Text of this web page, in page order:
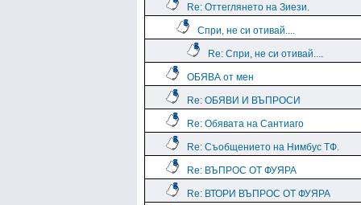
Re: Оттеглянето на Зиези.
Спри, не си отивай....
Re: Спри, не си отивай....
ОБЯВА от мен
Re: ОБЯВИ И ВЪПРОСИ
Re: Обявата на Сантиаго
Re: Съобщението на Нимбус ТФ.
Re: ВЪПРОС ОТ ФУЯРА
Re: ВТОРИ ВЪПРОС ОТ ФУЯРА